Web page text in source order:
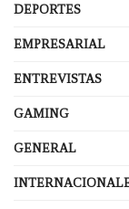
DEPORTES
EMPRESARIAL
ENTREVISTAS
GAMING
GENERAL